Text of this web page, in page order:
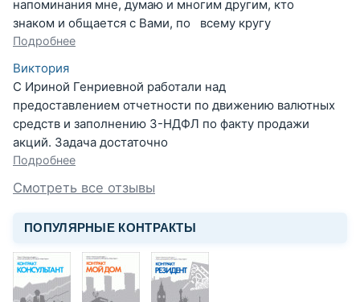
напоминания мне, думаю и многим другим, кто
знаком и общается с Вами, по всему кругу
Подробнее
Виктория
С Ириной Генриевной работали над
предоставлением отчетности по движению валютных
средств и заполнению 3-НДФЛ по факту продажи
акций. Задача достаточно
Подробнее
Смотреть все отзывы
ПОПУЛЯРНЫЕ КОНТРАКТЫ